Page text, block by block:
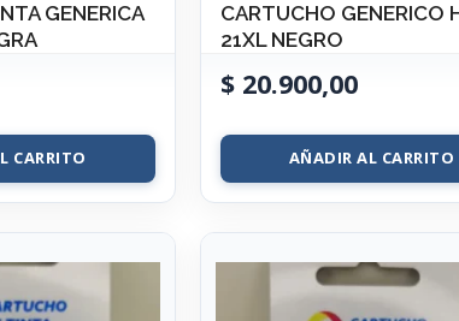
GENERICA
CARRITO
CARTUCHO GENERICO
21XL NEGRO
$20.900,00
AÑADIR AL CARRITO